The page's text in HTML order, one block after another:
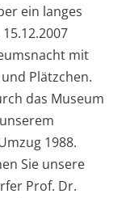
ein langes
mit
Plätzchen.
das Museum
1988.
Sie unsere
Prof. Dr.